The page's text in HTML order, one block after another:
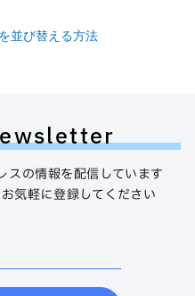
並び替える方法
スの情報を配信しています
気軽に登録してください